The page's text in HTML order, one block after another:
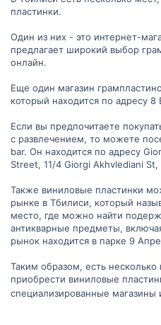
пластинки.
Один из них - это интернет-
предлагает широкий выбор
онлайн.
Еще один магазин
который находится по адресу
Если вы предпочитаете
с развлечением, то можете
bar. Он находится по адресу
Street, 11/4 Giorgi Akhvlediani St,
Также виниловые пластинки
рынке в Тбилиси, который
место, где можно найти
антикварные предметы,
рынок находится в парке 9
Таким образом, есть
приобрести виниловые
специализированные